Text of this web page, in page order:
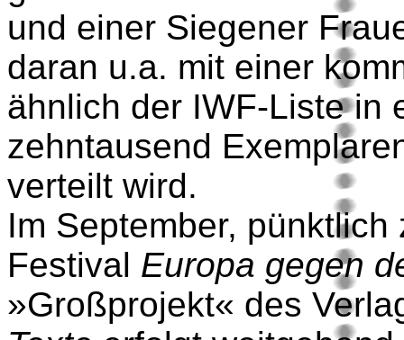
und einer Siegener
daran u.a. mit einer
ähnlich der IWF-Liste in
zehntausend
verteilt wird.
Im September,
Festival Europa gegen
»Großprojekt« des